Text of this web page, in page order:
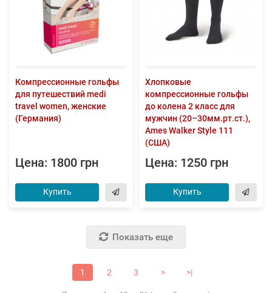
Компрессионные гольфы
для путешествий medi
travel women, женские
(Германия)
Цена: 1800 грн
Купить
Хлопковые
компрессионные гольфы
до колена 2 класс для
мужчин (20–30мм.рт.ст.),
Ames Walker Style 111
(США)
Цена: 1250 грн
Купить
Показать еще
1 2 3 > >|